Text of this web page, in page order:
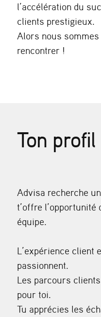
l’accélération du
clients prestigieux.
Alors nous
rencontrer !
Ton profil
Advisa recherche
t’offre
équipe.
L’expérience client
passionnent.
Les parcours
pour toi.
Tu apprécies les